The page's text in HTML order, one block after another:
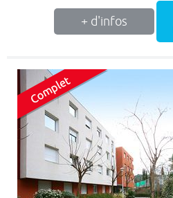
+ d'infos